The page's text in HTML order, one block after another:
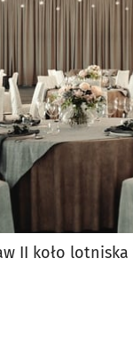
II koło lotniska